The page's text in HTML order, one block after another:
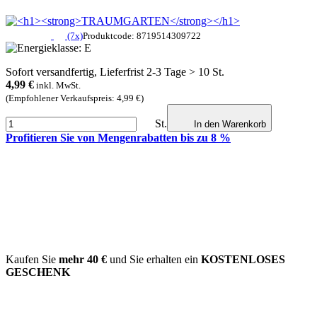
(7x)Produktcode: 8719514309722
Sofort versandfertig, Lieferfrist 2-3 Tage > 10 St.
4,99 € inkl. MwSt.
(Empfohlener Verkaufspreis: 4,99 €)
St. In den Warenkorb
Profitieren Sie von Mengenrabatten bis zu 8 %
Kaufen Sie mehr 40 € und Sie erhalten ein KOSTENLOSES
GESCHENK